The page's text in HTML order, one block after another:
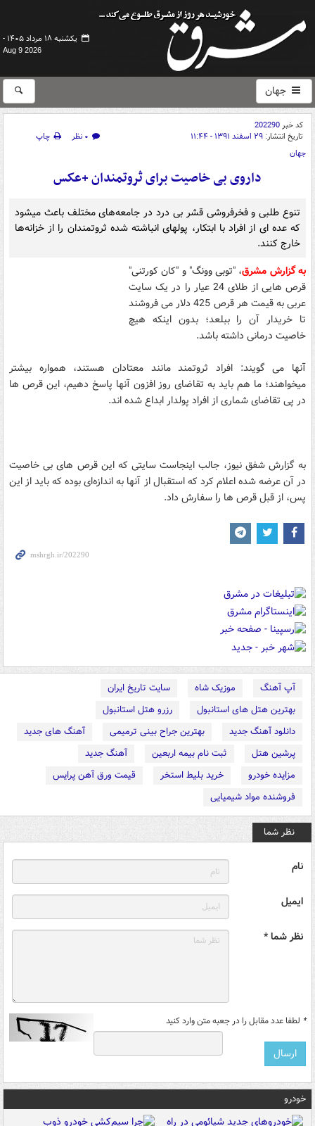
یکشنبه ۱۸ مرداد ۱۴۰۵ -
Aug 9 2026
جهان
کد خبر202290
تاریخ انتشار: ۲۹ اسفند ۱۳۹۱ - ۱۱:۴۴ ۰ نظر
چاپ
جهان
داروی بی خاصیت برای ثروتمندان +عکس
تنوع طلبی و فخرفروشی قشر بی درد در جامعه‌های مختلف باعث میشود
که عده ای از افراد با ابتکار، پولهای انباشته شده ثروتمندان را از خزانه‌ها
خارج کنند.
به گزارش مشرق، "توبی وونگ" و "کان کورتنی"
قرص هایی از طلای 24 عیار را در یک سایت
عربی به قیمت هر قرص 425 دلار می فروشند
تا خریدار آن را ببلعد؛ بدون اینکه هیچ
خاصیت درمانی داشته باشد.
آنها می گویند: افراد ثروتمند مانند معتادان هستند، همواره بیشتر
میخواهند؛ ما هم باید به تقاضای روز افزون آنها پاسخ دهیم، این قرص ها
در پی تقاضای شماری از افراد پولدار ابداع شده اند.
به گزارش شفق نیوز، جالب اینجاست سایتی که این قرص های بی خاصیت
در آن عرضه شده اعلام کرد که استقبال از آنها به اندازه‌ای بوده که باید از این
پس، از قبل قرص ها را سفارش داد.
آپ آهنگ موزیک شاه
سایت تاریخ ایران
بهترین هتل های استانبول
رزرو هتل استانبول
دانلود آهنگ جدید
بهترین جراح بینی ترمیمی
آهنگ های جدید
پرشین هتل
ثبت نام بیمه اربعین
آهنگ جدید
مزایده خودرو
خرید بلیط استخر
قیمت ورق آهن پرایس
فروشنده مواد شیمیایی
نظر شما
نام
ایمیل
نظر شما *
* لطفا عدد مقابل را در جعبه متن وارد کنید
خودرو